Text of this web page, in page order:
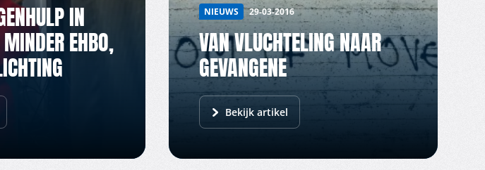
IN
EHBO,
NIEUWS 29-03-2016
VAN VLUCHTELING NAAR
GEVANGENE
Bekijk artikel